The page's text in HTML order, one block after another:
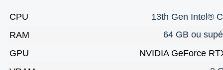
CPU
13th Gen Intel®
RAM
64 GB ou
GPU
NVIDIA GeForce